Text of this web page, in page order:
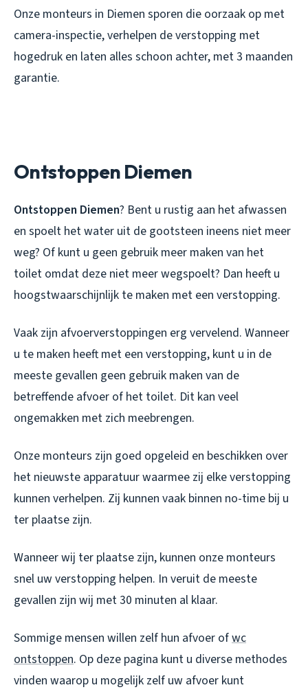
Onze monteurs in Diemen sporen die oorzaak op met
camera-inspectie, verhelpen de verstopping met
hogedruk en laten alles schoon achter, met 3 maanden
garantie.
Ontstoppen Diemen
Ontstoppen Diemen? Bent u rustig aan het afwassen
en spoelt het water uit de gootsteen ineens niet meer
weg? Of kunt u geen gebruik meer maken van het
toilet omdat deze niet meer wegspoelt? Dan heeft u
hoogstwaarschijnlijk te maken met een verstopping.
Vaak zijn afvoerverstoppingen erg vervelend. Wanneer
u te maken heeft met een verstopping, kunt u in de
meeste gevallen geen gebruik maken van de
betreffende afvoer of het toilet. Dit kan veel
ongemakken met zich meebrengen.
Onze monteurs zijn goed opgeleid en beschikken over
het nieuwste apparatuur waarmee zij elke verstopping
kunnen verhelpen. Zij kunnen vaak binnen no-time bij u
ter plaatse zijn.
Wanneer wij ter plaatse zijn, kunnen onze monteurs
snel uw verstopping helpen. In veruit de meeste
gevallen zijn wij met 30 minuten al klaar.
Sommige mensen willen zelf hun afvoer ofwc
ontstoppen. Op deze pagina kunt u diverse methodes
vinden waarop u mogelijk zelf uw afvoer kunt